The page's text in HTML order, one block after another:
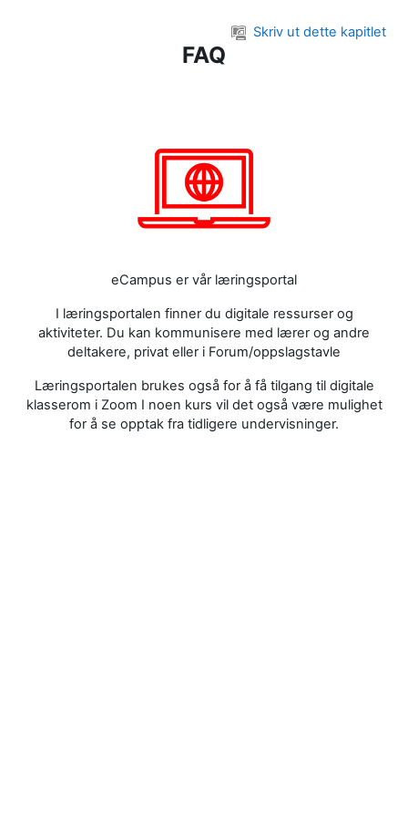
Skriv ut dette kapitlet
FAQ
eCampus er vår læringsportal
I læringsportalen finner du digitale ressurser og
aktiviteter. Du kan kommunisere med lærer og andre
deltakere, privat eller i Forum/oppslagstavle
Læringsportalen brukes også for å få tilgang til digitale
klasserom i Zoom I noen kurs vil det også være mulighet
for å se opptak fra tidligere undervisninger.